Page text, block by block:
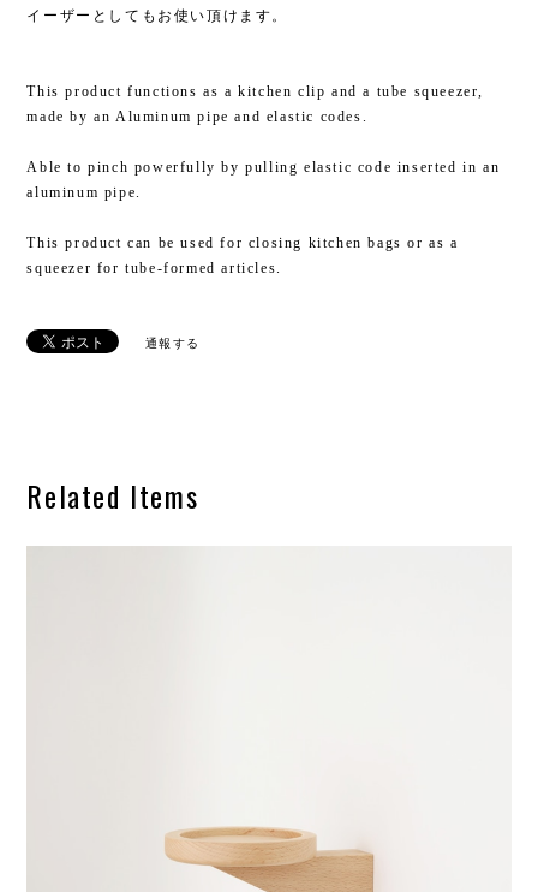
イーザーとしてもお使い頂けます。
This product functions as a kitchen clip and a tube squeezer,
made by an Aluminum pipe and elastic codes.
Able to pinch powerfully by pulling elastic code inserted in an
aluminum pipe.
This product can be used for closing kitchen bags or as a
squeezer for tube-formed articles.
通報する
Related Items